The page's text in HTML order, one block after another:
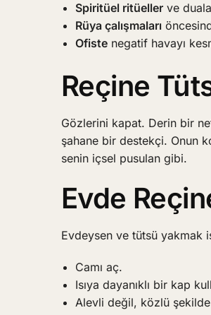
Spiritüel ritüeller ve
Rüya çalışmaları
Ofiste negatif havayı
Reçine
Gözlerini kapat. Derin bir
şahane bir destekçi. Onun
senin içsel pusulan gibi.
Evde
Evdeysen ve tütsü yakmak
Camı aç.
Isıya dayanıklı bir kap
Alevli değil, közlü şekilde